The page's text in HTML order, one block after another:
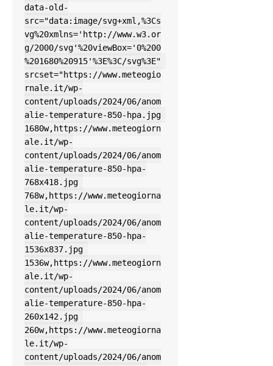
data-old-
src="data:image/svg+xml,%3Cs
vg%20xmlns='http://www.w3.or
g/2000/svg'%20viewBox='0%200
%201680%20915'%3E%3C/svg%3E"
srcset="https://www.meteogio
rnale.it/wp-
content/uploads/2024/06/anom
alie-temperature-850-hpa.jpg
1680w,https://www.meteogiorn
ale.it/wp-
content/uploads/2024/06/anom
alie-temperature-850-hpa-
768x418.jpg
768w,https://www.meteogiorna
le.it/wp-
content/uploads/2024/06/anom
alie-temperature-850-hpa-
1536x837.jpg
1536w,https://www.meteogiorn
ale.it/wp-
content/uploads/2024/06/anom
alie-temperature-850-hpa-
260x142.jpg
260w,https://www.meteogiorna
le.it/wp-
content/uploads/2024/06/anom